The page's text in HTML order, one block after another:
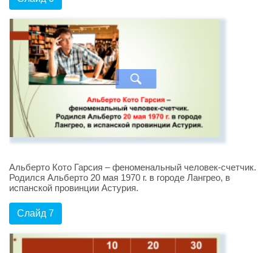
Альберто Кото Гарсия – феноменальный человек-счетчик.
Родился Альберто 20 мая 1970 г. в городе Лангрео, в
испанской провинции Астурия.
Слайд 7